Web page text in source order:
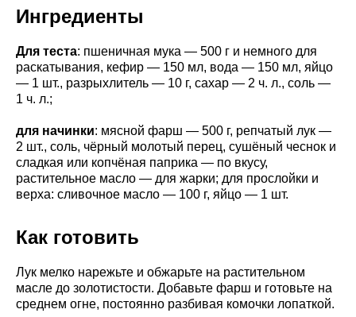
Ингредиенты
Для теста: пшеничная мука — 500 г и немного для
раскатывания, кефир — 150 мл, вода — 150 мл, яйцо
— 1 шт., разрыхлитель — 10 г, сахар — 2 ч. л., соль —
1 ч. л.;
для начинки: мясной фарш — 500 г, репчатый лук —
2 шт., соль, чёрный молотый перец, сушёный чеснок и
сладкая или копчёная паприка — по вкусу,
растительное масло — для жарки; для прослойки и
верха: сливочное масло — 100 г, яйцо — 1 шт.
Как готовить
Лук мелко нарежьте и обжарьте на растительном
масле до золотистости. Добавьте фарш и готовьте на
среднем огне, постоянно разбивая комочки лопаткой.